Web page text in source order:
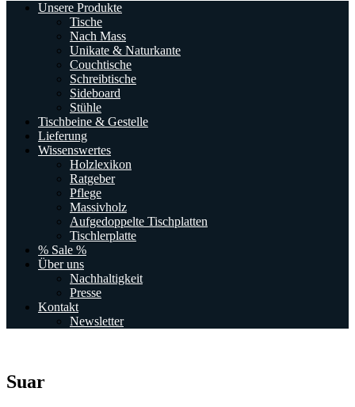
Unsere Produkte
Tische
Nach Mass
Unikate & Naturkante
Couchtische
Schreibtische
Sideboard
Stühle
Tischbeine & Gestelle
Lieferung
Wissenswertes
Holzlexikon
Ratgeber
Pflege
Massivholz
Aufgedoppelte Tischplatten
Tischlerplatte
% Sale %
Über uns
Nachhaltigkeit
Presse
Kontakt
Newsletter
Suar